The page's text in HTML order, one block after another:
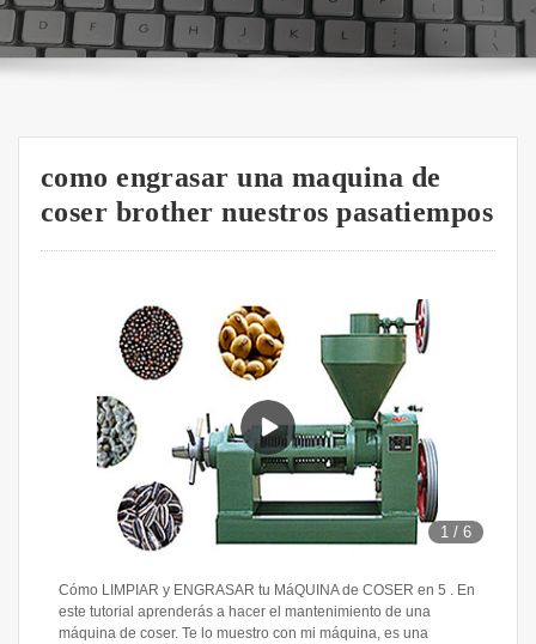
como engrasar una maquina de
coser brother nuestros pasatiempos
1 /6
Cómo LIMPIAR y ENGRASAR tu MáQUINA de COSER en 5 . En
este tutorial aprenderás a hacer el mantenimiento de una
máquina de coser. Te lo muestro con mi máquina, es una